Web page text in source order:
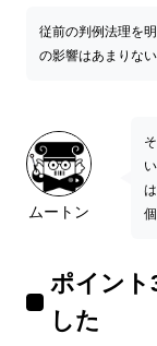
従前の判例法理を
の影響はあまりな
ムートン
ポイント
した